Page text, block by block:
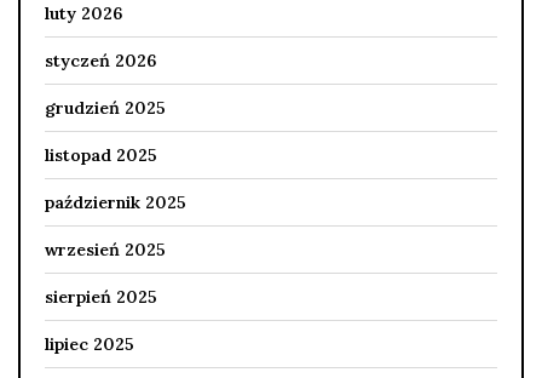
luty 2026
styczeń 2026
grudzień 2025
listopad 2025
październik 2025
wrzesień 2025
sierpień 2025
lipiec 2025